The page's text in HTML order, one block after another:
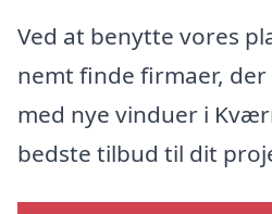
Ved at benytte vores
nemt finde firmaer,
med nye vinduer i
bedste tilbud til dit